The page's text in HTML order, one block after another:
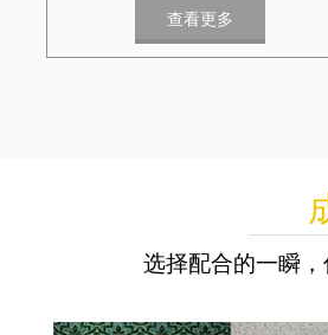
查看更多
选择配合的一瞬